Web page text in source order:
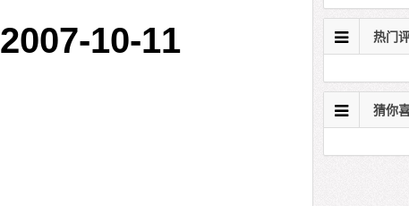
2007-10-11 热门
猜你